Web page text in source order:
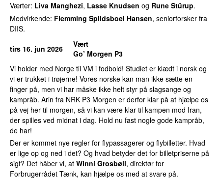
Værter: Liva Manghezi, Lasse Knudsen og Rune Stürup.
Medvirkende: Flemming Splidsboel Hansen, seniorforsker fra
DIIS.
tirs 16. jun 2026
Vært
Go’ Morgen P3
Vi holder med Norge til VM i fodbold! Studiet er klædt i norsk og
vi er trukket i trøjerne! Vores norske kan man ikke sætte en
finger på, men vi har måske ikke helt styr på slagsange og
kampråb. Arin fra NRK P3 Morgen er derfor klar på at hjælpe os
på vej her til morgen, så vi kan være klar til kampen mod Iran,
der spilles ved midnat i dag. Hold nu fast nogle gode kampråb,
de har!
Der er kommet nye regler for flypassagerer og flybilletter. Hvad
er lige op og ned i det? Og hvad betyder det for billetpriserne på
sigt? Det håber vi, at Winni Grosbøll, direktør for
Forbrugerrådet Tænk, kan hjælpe os med at svare på.